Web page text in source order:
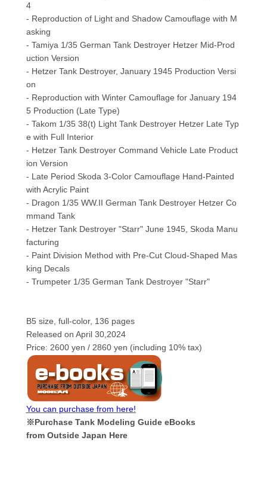
4
- Reproduction of Light and Shadow Camouflage with M
asking
- Tamiya 1/35 German Tank Destroyer Hetzer Mid-Prod
uction Version
- Hetzer Tank Destroyer, January 1945 Production Versi
on
- Reproduction with Winter Camouflage for January 194
5 Production (Late Type)
- Takom 1/35 38(t) Light Tank Destroyer Hetzer Late Typ
e with Full Interior
- Hetzer Tank Destroyer Command Vehicle Late Product
ion Version
- Late Period Skoda 3-Color Camouflage Hand-Painted
with Acrylic Paint
- Dragon 1/35 WW.II German Tank Destroyer Hetzer Co
mmand Tank
- Hetzer Tank Destroyer "Starr" June 1945, Skoda Manu
facturing
- Paint Division Method with Pre-Cut Cloud-Shaped Mas
king Decals
- Trumpeter 1/35 German Tank Destroyer "Starr"
B5 size, full-color, 136 pages
Released on April 30,2024
Price: 2600 yen / 2860 yen (including 10% tax)
You can purchase from here!
※Purchase Tank Modeling Guide eBooks
from Outside Japan Here